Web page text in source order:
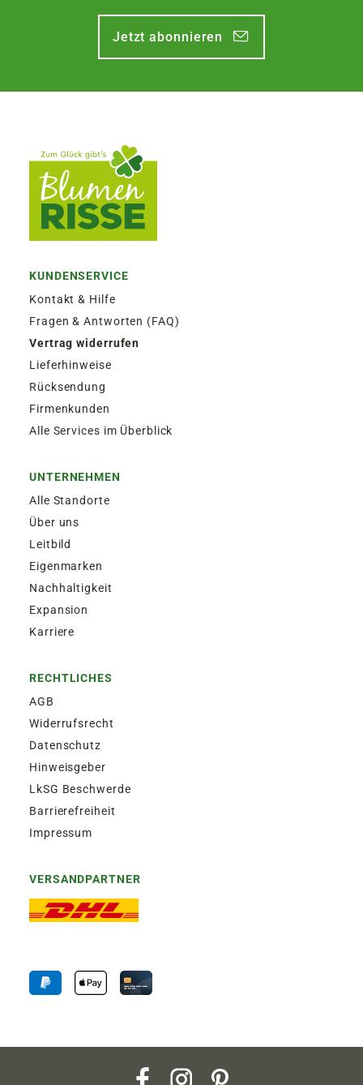
Jetzt abonnieren
KUNDENSERVICE
Kontakt & Hilfe
Fragen & Antworten (FAQ)
Vertrag widerrufen
Lieferhinweise
Rücksendung
Firmenkunden
Alle Services im Überblick
UNTERNEHMEN
Alle Standorte
Über uns
Leitbild
Eigenmarken
Nachhaltigkeit
Expansion
Karriere
RECHTLICHES
AGB
Widerrufsrecht
Datenschutz
Hinweisgeber
LkSG Beschwerde
Barrierefreiheit
Impressum
VERSANDPARTNER